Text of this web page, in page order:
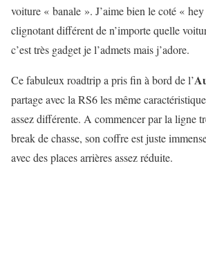
voiture « banale ». J’aime bien le coté «
clignotant différent de n’importe quelle
c’est très gadget je l’admets mais j’adore.
Ce fabuleux roadtrip a pris fin à bord de l’
partage avec la RS6 les même
assez différente. A commencer par la ligne
break de chasse, son coffre est juste
avec des places arrières assez réduite.